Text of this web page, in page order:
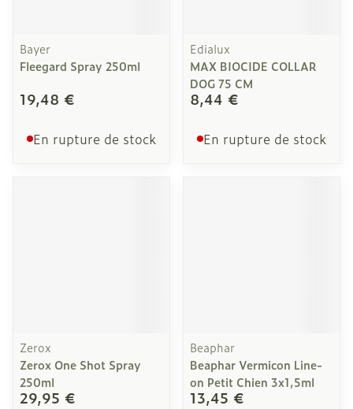
Bayer
Fleegard Spray 250ml
19,48 €
En rupture de stock
Edialux
MAX BIOCIDE COLLAR
DOG 75 CM
8,44 €
En rupture de stock
Zerox
Zerox One Shot Spray
250ml
29,95 €
Beaphar
Beaphar Vermicon Line-
on Petit Chien 3x1,5ml
13,45 €